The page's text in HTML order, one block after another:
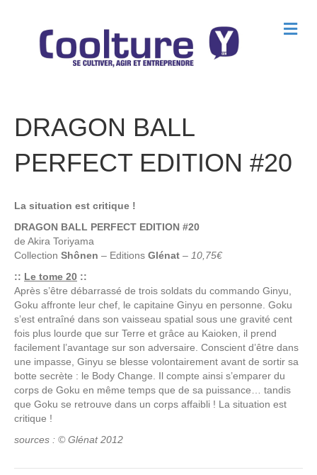
M
e
DRAGON BALL
PERFECT EDITION #20
La situation est critique !
DRAGON BALL PERFECT EDITION #20
de Akira Toriyama
Collection Shônen – Editions Glénat – 10,75€
:: Le tome 20 ::
Après s’être débarrassé de trois soldats du commando Ginyu,
Goku affronte leur chef, le capitaine Ginyu en personne. Goku
s’est entraîné dans son vaisseau spatial sous une gravité cent
fois plus lourde que sur Terre et grâce au Kaioken, il prend
facilement l’avantage sur son adversaire. Conscient d’être dans
une impasse, Ginyu se blesse volontairement avant de sortir sa
botte secrète : le Body Change. Il compte ainsi s’emparer du
corps de Goku en même temps que de sa puissance… tandis
que Goku se retrouve dans un corps affaibli ! La situation est
critique !
sources : © Glénat 2012